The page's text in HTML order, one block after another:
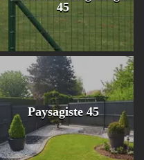
45
Paysagiste 45